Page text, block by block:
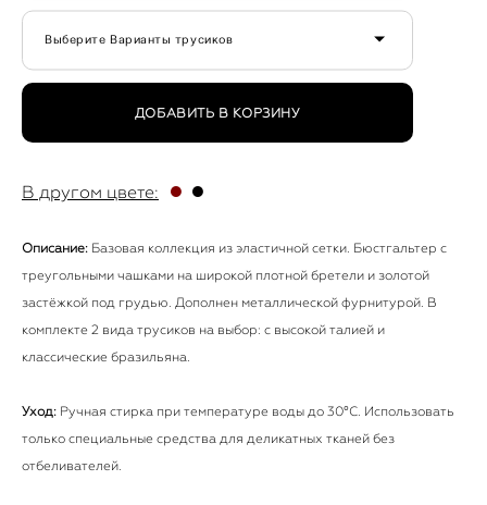
Выберите Варианты трусиков
ДОБАВИТЬ В КОРЗИНУ
В другом цвете: ● ●
Описание: Базовая коллекция из эластичной сетки. Бюстгальтер с
треугольными чашками на широкой плотной бретели и золотой
застёжкой под грудью. Дополнен металлической фурнитурой. В
комплекте 2 вида трусиков на выбор: с высокой талией и
классические бразильяна.
Уход: Ручная стирка при температуре воды до 30°C. Использовать
только специальные средства для деликатных тканей без
отбеливателей.